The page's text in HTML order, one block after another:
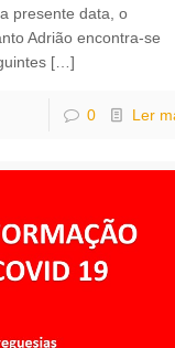
presente data, o
Adrião encontra-se
[…]
0 Ler